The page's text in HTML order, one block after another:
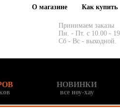
О магазине Как купить
Принимаем заказы
Пн. - Пт. с 10.00 -
Сб - Вс - выходной.
НОВИНКИ
все ноу-хау